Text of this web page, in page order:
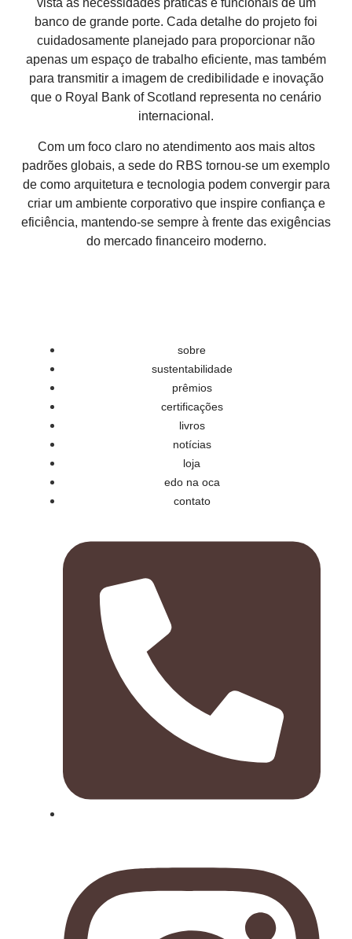
vista as necessidades práticas e funcionais de um
banco de grande porte. Cada detalhe do projeto foi
cuidadosamente planejado para proporcionar não
apenas um espaço de trabalho eficiente, mas também
para transmitir a imagem de credibilidadee inovação
que o Royal Bank of Scotland representa no cenário
internacional.
Com um foco claro no atendimento aos mais altos
padrões globais, a sede do RBS tornou-se um exemplo
de como arquitetura e tecnologia podem convergir para
criar um ambiente corporativo que inspire confiança e
eficiência, mantendo-se sempre à frente das exigências
do mercado financeiro moderno.
sobre
sustentabilidade
prêmios
certificações
livros
notícias
loja
edo na oca
contato